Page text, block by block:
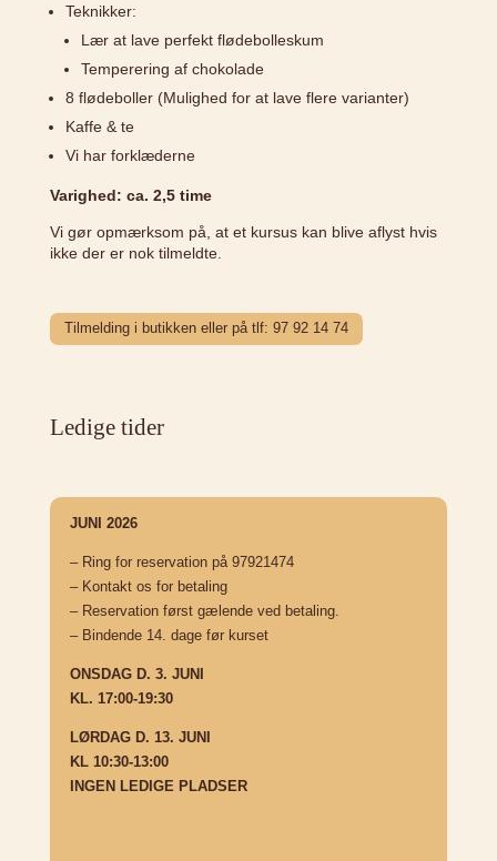
Teknikker:
Lær at lave perfekt flødebolleskum
Temperering af chokolade
8 flødeboller (Mulighed for at lave flere varianter)
Kaffe & te
Vi har forklæderne
Varighed: ca. 2,5 time
Vi gør opmærksom på, at et kursus kan blive aflyst hvis
ikke der er nok tilmeldte.
Tilmelding i butikken eller på tlf: 97 92 14 74
Ledige tider
JUNI 2026
– Ring for reservation på 97921474
– Kontakt os for betaling
– Reservation først gælende ved betaling.
– Bindende 14. dage før kurset
ONSDAG D. 3. JUNI
KL. 17:00-19:30
LØRDAG D. 13. JUNI
KL 10:30-13:00
INGEN LEDIGE PLADSER